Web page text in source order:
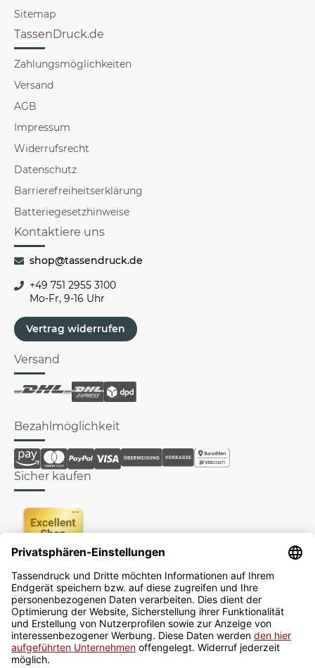
Sitemap
TassenDruck.de
Zahlungsmöglichkeiten
Versand
AGB
Impressum
Widerrufsrecht
Datenschutz
Barrierefreiheitserklärung
Batteriegesetzhinweise
Kontaktiere uns
shop@tassendruck.de
+49 751 2955 3100
Mo-Fr, 9-16 Uhr
Vertrag widerrufen
Versand
Bezahlmöglichkeit
Sicher kaufen
Newsletter